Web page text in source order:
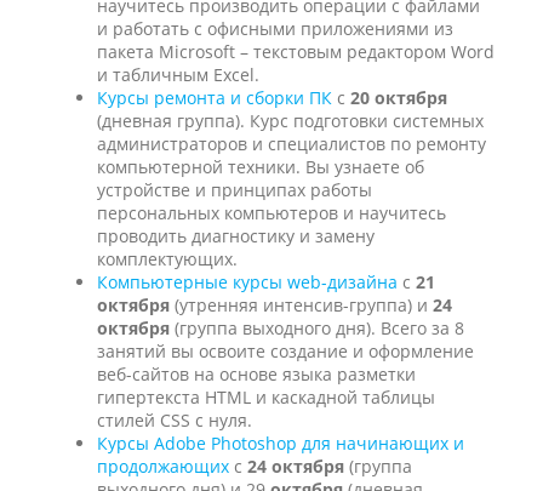
научитесь производить операции с файлами
и работать с офисными приложениями из
пакета Microsoft – текстовым редактором Word
и табличным Excel.
Курсы ремонта и сборки ПК с 20 октября
(дневная группа). Курс подготовки системных
администраторов и специалистов по ремонту
компьютерной техники. Вы узнаете об
устройстве и принципах работы
персональных компьютеров и научитесь
проводить диагностику и замену
комплектующих.
Компьютерные курсы web-дизайна с 21
октября (утренняя интенсив-группа) и 24
октября (группа выходного дня). Всего за 8
занятий вы освоите создание и оформление
веб-сайтов на основе языка разметки
гипертекста HTML и каскадной таблицы
стилей CSS с нуля.
Курсы Adobe Photoshop для начинающих и
продолжающих с 24 октября (группа